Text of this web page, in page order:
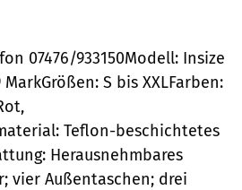
07476/933150Modell: Insize
S bis XXLFarben:
Teflon-beschichtetes
Herausnehmbares
vier Außentaschen; drei